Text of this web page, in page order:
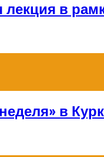
лекция в
в